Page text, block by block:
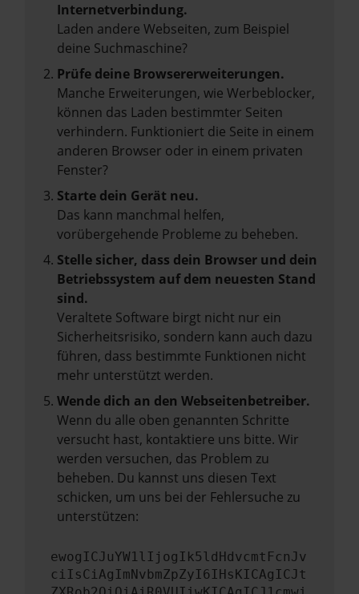
Internetverbindung.
Laden andere Webseiten, zum Beispiel
deine Suchmaschine?
Prüfe deine Browsererweiterungen.
Manche Erweiterungen, wie Werbeblocker,
können das Laden bestimmter Seiten
verhindern. Funktioniert die Seite in einem
anderen Browser oder in einem privaten
Fenster?
Starte dein Gerät neu.
Das kann manchmal helfen,
vorübergehende Probleme zu beheben.
Stelle sicher, dass dein Browser und dein
Betriebssystem auf dem neuesten Stand
sind.
Veraltete Software birgt nicht nur ein
Sicherheitsrisiko, sondern kann auch dazu
führen, dass bestimmte Funktionen nicht
mehr unterstützt werden.
Wende dich an den Webseitenbetreiber.
Wenn du alle oben genannten Schritte
versucht hast, kontaktiere uns bitte. Wir
werden versuchen, das Problem zu
beheben. Du kannst uns diesen Text
schicken, um uns bei der Fehlersuche zu
unterstützen:
ewogICJuYW1lIjogIk5ldHdvcmtFcnJv
ciIsCiAgImNvbmZpZyI6IHsKICAgICJt